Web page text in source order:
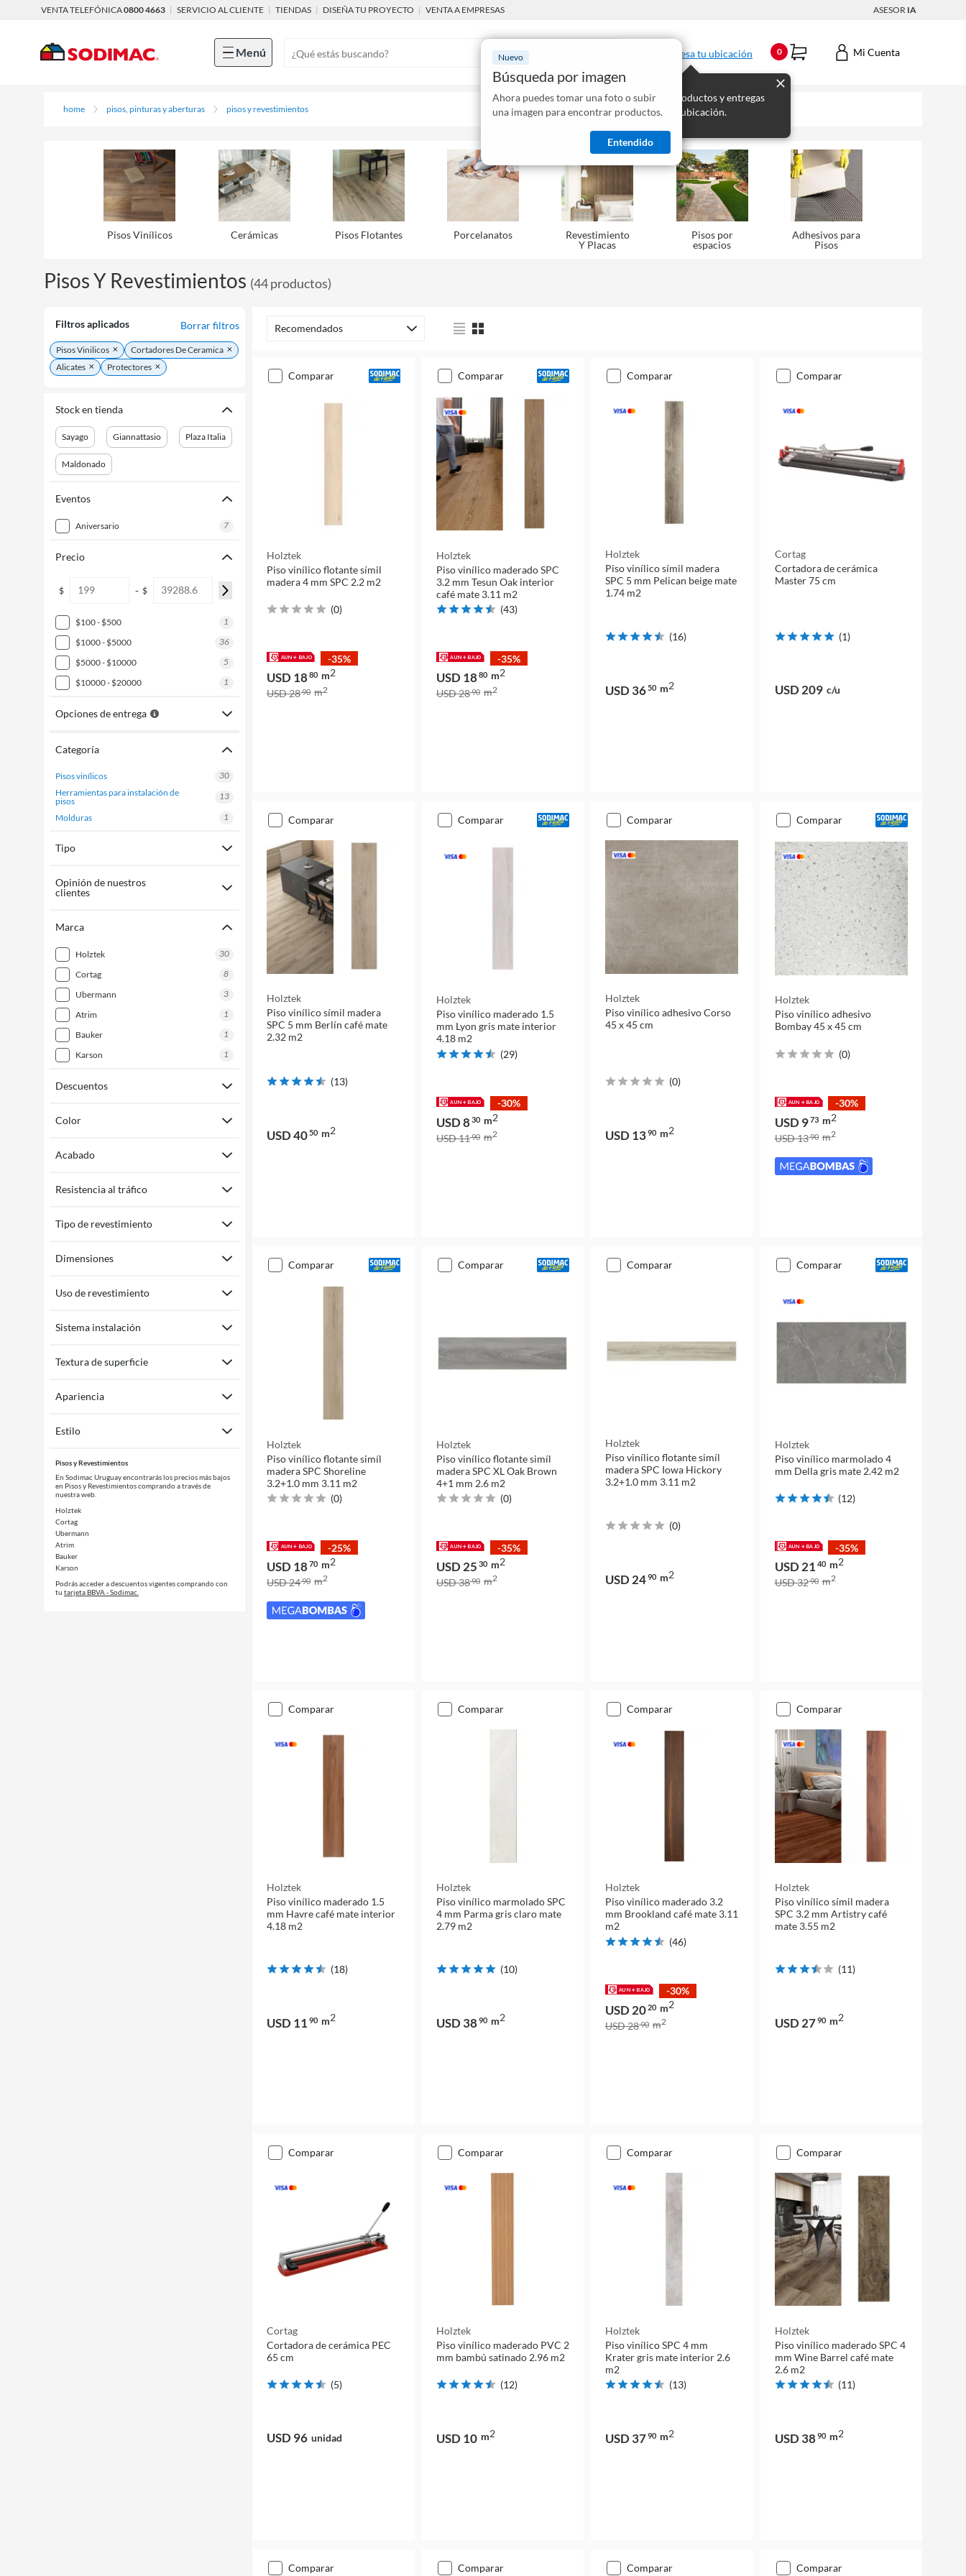
VENTA TELEFÓNICA0800 4663 | SERVICIO AL CLIENTE | TIENDAS | DISEÑA TU PROYECTO | VENTA A EMPRESAS ASESOR IA
Menú Nuevo
Búsqueda por imagen
Ahora puedes tomar una foto o subir
una imagen para encontrar productos.
Entendido
Ingresa tu ubicación
Mostraremos los productos y entregas
disponibles para tu ubicación.
0 Mi Cuenta
home pisos, pinturas y aberturas pisos y revestimientos
Pisos Viní­licos Cerámicas Pisos Flotantes Porcelanatos
Revestimiento
Y Placas
Pisos por
espacios
Adhesivos para
Pisos
Pisos Y Revestimientos (44productos)
Filtros aplicados Borrar filtros
Pisos Vinilicos
Cortadores De Ceramica
Alicates
Protectores
Stock en tienda
Sayago Giannattasio Plaza Italia
Maldonado
Eventos
aniversario 7
Precio
$ - $
$100 - $500
1
$1000 - $5000
36
$5000 - $10000
5
$10000 - $20000
1
Opciones de entrega
Categoría
pisos vinílicos
30
herramientas para instalación de
pisos
13
molduras
1
Tipo
Opinión de nuestros
clientes
Marca
holztek
30
cortag
8
ubermann
3
atrim
1
bauker
1
karson
1
Descuentos
Color
Acabado
Resistencia al tráfico
Tipo de revestimiento
Dimensiones
Uso de revestimiento
Sistema instalación
Textura de superficie
Apariencia
Estilo
Pisos y Revestimientos
En Sodimac Uruguay encontrarás los precios más bajos
en Pisos y Revestimientos comprando a través de
nuestra web.
Holztek
Cortag
Ubermann
Atrim
Bauker
Karson
Podrás acceder a descuentos vigentes comprando con
tu tarjeta BBVA - Sodimac.
Recomendados
comparar
Holztek
Piso vinílico flotante símil
madera 4 mm SPC 2.2 m2
(0)
-35%
USD 1880 m2
USD 2890 m2
comparar
Holztek
Piso vinílico maderado SPC
3.2 mm Tesun Oak interior
café mate 3.11 m2
(43)
-35%
USD 1880 m2
USD 2890 m2
comparar
Holztek
Piso vinílico símil madera
SPC 5 mm Pelican beige mate
1.74 m2
(16)
USD 3650 m2
comparar
Cortag
Cortadora de cerámica
Master 75 cm
(1)
USD 209 c/u
comparar
Holztek
Piso vinílico símil madera
SPC 5 mm Berlín café mate
2.32 m2
(13)
USD 4050 m2
comparar
Holztek
Piso vinílico maderado 1.5
mm Lyon gris mate interior
4.18 m2
(29)
-30%
USD 830 m2
USD 1190 m2
comparar
Holztek
Piso vinílico adhesivo Corso
45 x 45 cm
(0)
USD 1390 m2
comparar
Holztek
Piso vinílico adhesivo
Bombay 45 x 45 cm
(0)
-30%
USD 973 m2
USD 1390 m2
comparar
Holztek
Piso vinílico flotante simíl
madera SPC Shoreline
3.2+1.0 mm 3.11 m2
(0)
-25%
USD 1870 m2
USD 2490 m2
comparar
Holztek
Piso vinílico flotante simíl
madera SPC XL Oak Brown
4+1 mm 2.6 m2
(0)
-35%
USD 25 30 m2
USD 3890 m2
comparar
Holztek
Piso vinílico flotante simíl
madera SPC Iowa Hickory
3.2+1.0 mm 3.11 m2
(0)
USD 2490 m2
comparar
Holztek
Piso vinílico marmolado 4
mm Della gris mate 2.42 m2
(12)
-35%
USD 21 40 m2
USD 3290 m2
comparar
Holztek
Piso vinílico maderado 1.5
mm Havre café mate interior
4.18 m2
(18)
USD 11 90 m2
comparar
Holztek
Piso vinílico marmolado SPC
4 mm Parma gris claro mate
2.79 m2
(10)
USD 3890 m2
comparar
Holztek
Piso vinílico maderado 3.2
mm Brookland café mate 3.11
m2
(46)
-30%
USD 2020 m2
USD 2890 m2
comparar
Holztek
Piso vinílico símil madera
SPC 3.2 mm Artistry café
mate 3.55 m2
(11)
USD 2790 m2
comparar
Cortag
Cortadora de cerámica PEC
65 cm
(5)
USD 96 unidad
comparar
Holztek
Piso vinílico maderado PVC 2
mm bambú satinado 2.96 m2
(12)
USD 10 m2
comparar
Holztek
Piso vinílico SPC 4 mm
Krater gris mate interior 2.6
m2
(13)
USD 3790 m2
comparar
Holztek
Piso vinílico maderado SPC 4
mm Wine Barrel café mate
2.6 m2
(11)
USD 3890 m2
comparar comparar comparar comparar